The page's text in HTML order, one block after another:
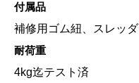
付属品
補修用ゴム紐、スレッ
耐荷重
4kg迄テスト済